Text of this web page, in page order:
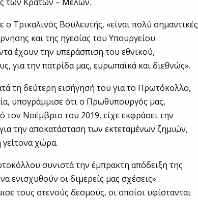
Τρικαλινός Βουλευτής, «είναι πολύ σημαντικές
και της ηγεσίας του Υπουργείου
έχουν την υπεράσπιση του εθνικού,
για την πατρίδα μας, ευρωπαϊκά και διεθνώς».
τη δεύτερη εισήγησή του για το Πρωτόκολλο,
υπογράμμισε ότι ο Πρωθυπουργός μας,
Νοέμβριο του 2019, είχε εκφράσει την
την αποκατάσταση των εκτεταμένων ζημιών,
γείτονα χώρα.
συνιστά την έμπρακτη απόδειξη της
ενισχυθούν οι διμερείς μας σχέσεις».
τους στενούς δεσμούς, οι οποίοι υφίστανται